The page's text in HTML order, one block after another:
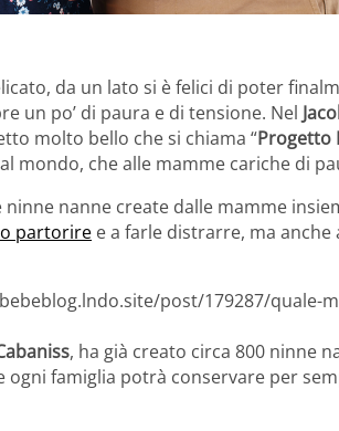
da un lato si è felici di poter
un po’ di paura e di tensione. Nel
molto bello che si chiama “Progetto
mondo, che alle mamme cariche di
nanne create dalle mamme
partorire e a farle distrarre, ma anche
post/179287/quale-
, ha già creato circa 800 ninne
ogni famiglia potrà conservare per